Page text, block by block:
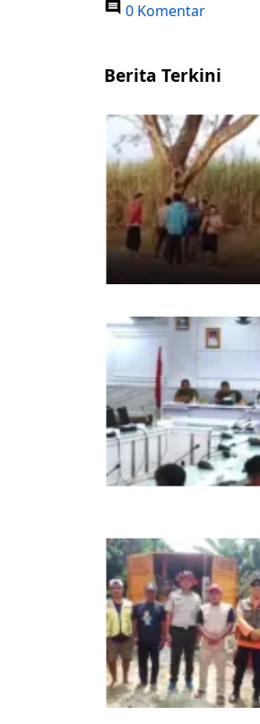
0 Komentar
Berita Terkini